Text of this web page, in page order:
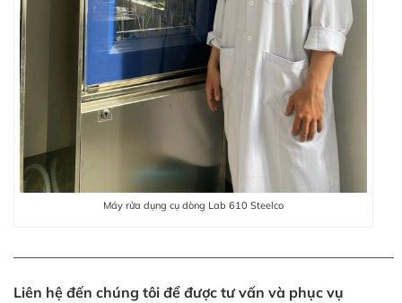
Máy rửa dụng cụ dòng Lab 610 Steelco
——————————————————————————–
Liên hệ đến chúng tôi để được tư vấn và phục vụ